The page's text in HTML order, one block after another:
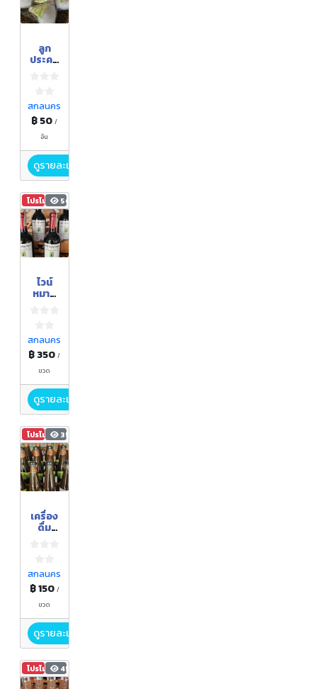
ลูก
ประคบ
สกลนคร
฿ 50/
อัน
ดูรายละเอียด
โปรโมชัน564
ไวน์
หมาก
สกลนคร
฿ 350/
ขวด
ดูรายละเอียด
โปรโมชัน359
เครื่อง
ดื่ม
สกลนคร
฿ 150 /
ขวด
ดูรายละเอียด
โปรโมชัน 454